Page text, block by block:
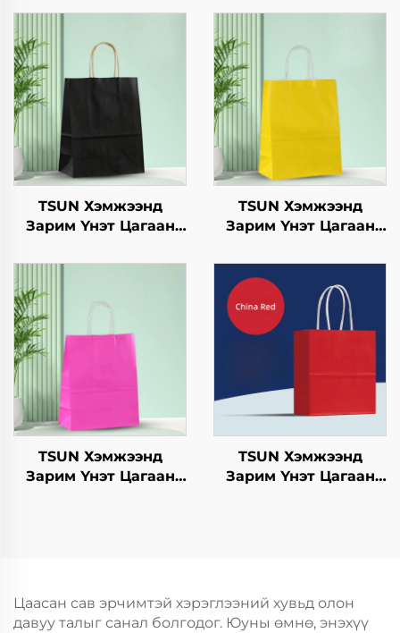
TSUN Хэмжээнд
Зарим Үнэт Цагаан
Нэмэлт Ур чадвараар
Кристмасийн Хоолын
Пакинг Скрин Принт
TSUN Хэмжээнд
Зарим Үнэт Цагаан
Скрин Принт Нэмэлт
Ур чадвараар Шинэ
Жил, Кристмасийн
Хөдөлгөөнт Хоолын
TSUN Хэмжээнд
Зарим Үнэт Цагаан
TSUN Хэмжээнд
Зарим Үнэт Цагаан
Пластик Пакинг
Цаасан сав эрчимтэй хэрэглээний хувьд олон
давуу талыг санал болгодог. Юуны өмнө, энэхүү